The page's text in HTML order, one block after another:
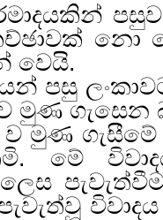
නො
වෙයි.
පසු
මුණ ගැසෙන
මුණ ගැසීමේ
මේ